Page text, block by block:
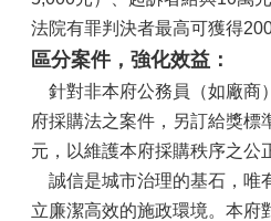
法院有罪判決者最高可獲得
區分案件，強化效益：
針對非本府公務員（如廠商
府採購法之案件，另訂給獎標
元，以維護本府採購秩序之公
誠信是城市治理的基石，唯
立廉潔高效的施政環境。本府